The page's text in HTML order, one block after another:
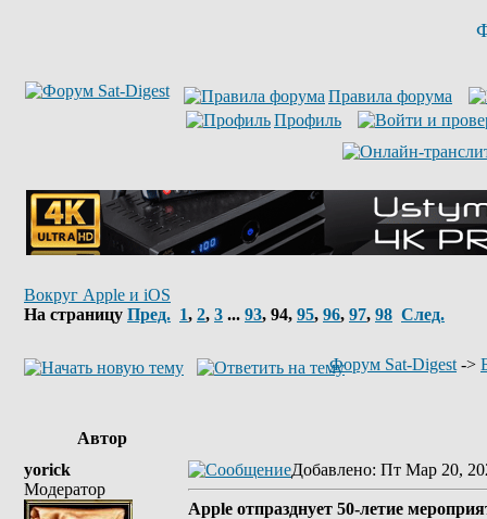
Правила форума
Профиль
Вокруг Apple и iOS
На страницу Пред. 1, 2, 3 ... 93, 94, 95, 96, 97, 98 След.
Форум Sat-Digest ->
Автор
yorick
Модератор
Добавлено: Пт Мар 20,
Apple отпразднует 50-летие